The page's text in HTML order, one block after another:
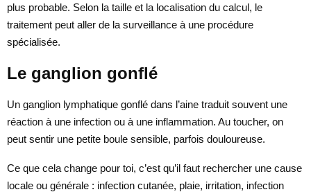
plus probable. Selon la taille et la localisation du calcul, le
traitement peut aller de la surveillance à une procédure
spécialisée.
Le ganglion gonflé
Un ganglion lymphatique gonflé dans l’aine traduit souvent une
réaction à une infection ou à une inflammation. Au toucher, on
peut sentir une petite boule sensible, parfois douloureuse.
Ce que cela change pour toi, c’est qu’il faut rechercher une cause
locale ou générale : infection cutanée, plaie, irritation, infection